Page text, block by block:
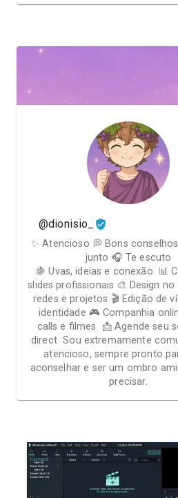
@dionisio_
✨ Atencioso 💭 Bons
junto 🎧 Te escuto
🍇 Uvas, ideias e conexão 📊
slides profissionais 🎨 Design no
redes e projetos 🎬 Edição de
identidade 🎮 Companhia
calls e filmes 📩 Agende seu
direct Sou extremamente
atencioso, sempre pronto
aconselhar e ser um ombro
precisar.